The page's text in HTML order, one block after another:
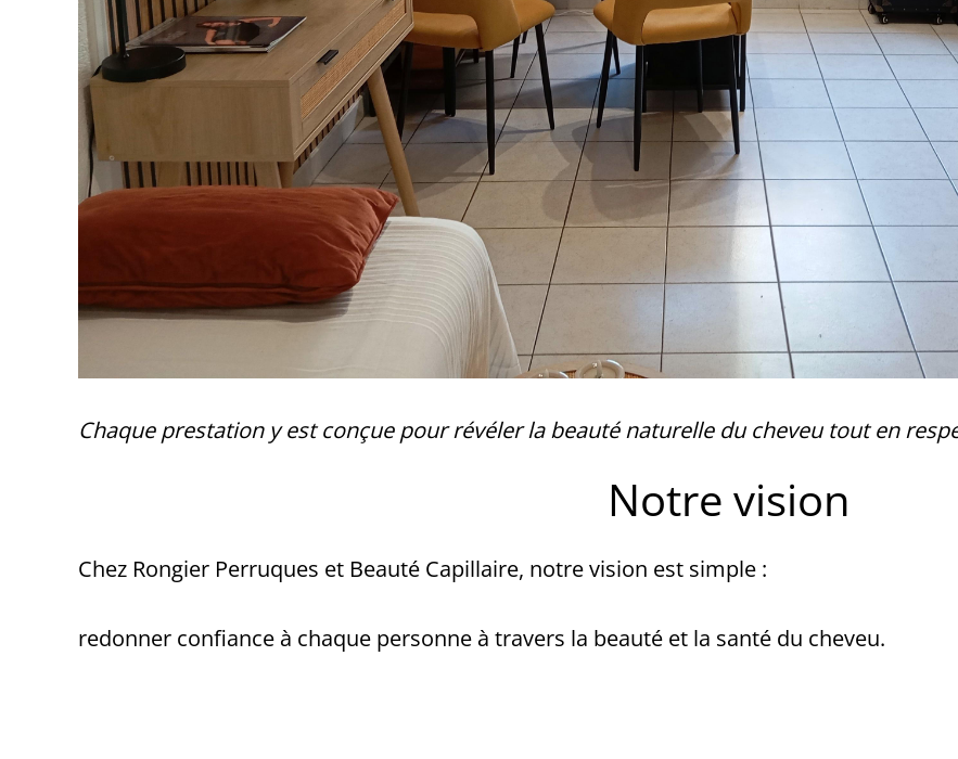
Chaque prestation y est conçue pour révéler la beauté naturelle du cheveu tout en
Notre vision
Chez Rongier Perruques et Beauté Capillaire, notre vision est simple :
redonner confiance à chaque personne à travers la beauté et la santé du cheveu.